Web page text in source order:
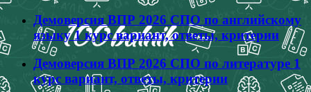
Демоверсия ВПР 2026 СПО по английскому
языку 1 курс вариант, ответы, критерии
Демоверсия ВПР 2026 СПО по литературе 1
курс вариант, ответы, критерии